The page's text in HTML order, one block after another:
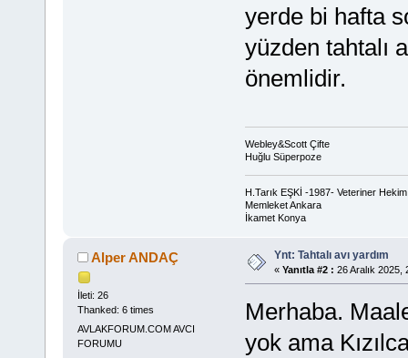
yerde bi hafta
yüzden tahtalı
önemlidir.
Webley&Scott Çifte
Huğlu Süperpoze
H.Tarık EŞKİ -1987- Veteriner Hekim
Memleket Ankara
İkamet Konya
Alper ANDAÇ
İleti: 26
Thanked: 6 times
AVLAKFORUM.COM AVCI
FORUMU
Ynt: Tahtalı avı yardım
« Yanıtla #2 : 26 Aralık 2025,
Merhaba.
yok ama